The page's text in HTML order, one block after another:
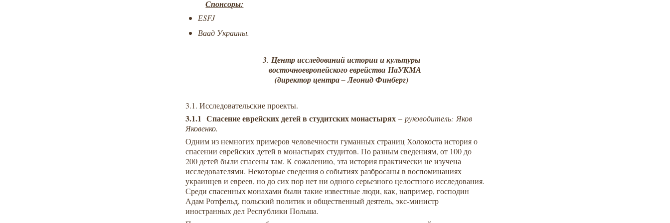
Спонсоры:
ЕSFJ
Ваад Украины.
3. Центр исследований истории и культуры
восточноевропейского еврейства НаУКМА
(директор центра – Леонид Финберг)
3.1. Исследовательские проекты.
3.1.1 Спасение еврейских детей в студитских монастырях–руководитель: Яков
Яковенко.
Одним из немногих примеров человечности гуманных страниц Холокоста история о
спасении еврейских детей в монастырях студитов. По разным сведениям, от 100 до
200 детей были спасены там. К сожалению, эта история практически не изучена
исследователями. Некоторые сведения о событиях разбросаны в воспоминаниях
украинцев и евреев, но до сих пор нет ни одного серьезного целостного исследования.
Среди спасенных монахами были такие известные люди, как, например, господин
Адам Ротфельд, польский политик и общественный деятель, экс-министр
иностранных дел Республики Польша.